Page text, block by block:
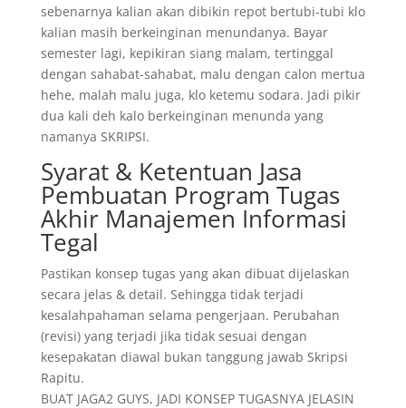
sebenarnya kalian akan dibikin repot bertubi-tubi klo
kalian masih berkeinginan menundanya. Bayar
semester lagi, kepikiran siang malam, tertinggal
dengan sahabat-sahabat, malu dengan calon mertua
hehe, malah malu juga, klo ketemu sodara. Jadi pikir
dua kali deh kalo berkeinginan menunda yang
namanya SKRIPSI.
Syarat & Ketentuan Jasa
Pembuatan Program Tugas
Akhir Manajemen Informasi
Tegal
Pastikan konsep tugas yang akan dibuat dijelaskan
secara jelas & detail. Sehingga tidak terjadi
kesalahpahaman selama pengerjaan. Perubahan
(revisi) yang terjadi jika tidak sesuai dengan
kesepakatan diawal bukan tanggung jawab Skripsi
Rapitu.
BUAT JAGA2 GUYS, JADI KONSEP TUGASNYA JELASIN